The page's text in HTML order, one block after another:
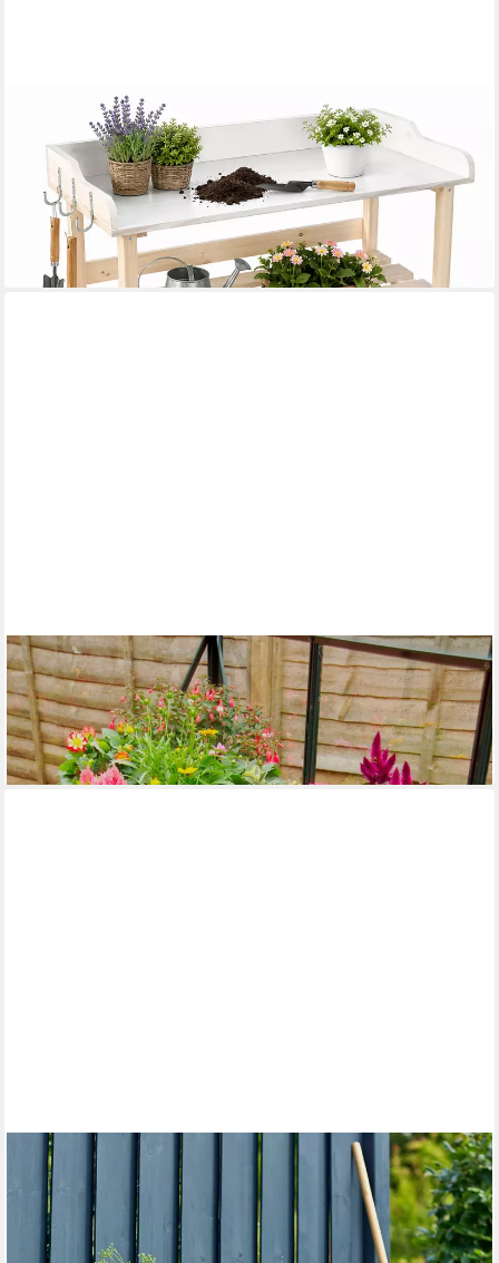
Pflanztisch Pflanztisch Gartentisch Gärtnertisch
Gartenarbeitstisch Beistelltisch (Stück, 1-St., Gärtnertisch),
Holzstärke: 25 mm, 15 mm und 11 mm
43,80 € UVP 65,90 €
-34%
lieferbar - in 3-4 Werktagen bei dir
VITAVIA
Pflanztisch, für Gewächshäuser
145,80 € UVP159,90 €
-9%
lieferbar - in 6-8 Werktagen bei dir
PLUS
Pflanztisch, inkl. Griff, BxTxH: 40x110x90 cm
219,00 €
UVP
lieferbar - in 6-8 Werktagen bei dir